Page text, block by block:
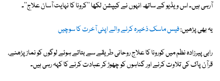
آرہی ہیں۔ اس ویڈیو کے ساتھ انہوں نے کیپشن لکھا ''کرونا کا نہایت آسان علاج''۔
یہ بھی پڑھیں:فیس ماسک ذخیرہ کرنے والے اپنی آخرت کا سوچیں
رابی پیرزادہ نظم میں کورونا کا علاج روحانی طریقے سے بتاتے ہوئے لوگوں کو نماز پڑھنے،
قرآن پاک کی تلاوت کرنے اور گناہوں کو چھوڑ کر عبادت کرنے کا کہہ رہی ہیں۔